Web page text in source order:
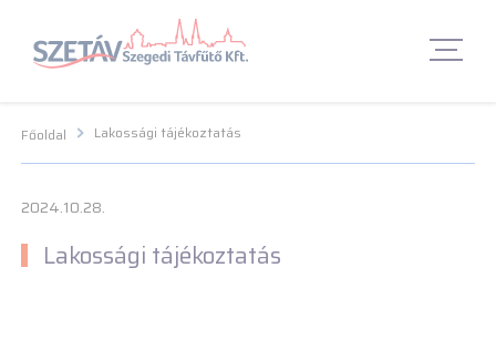
Navigációs menü segédlet
Fő Navigációs menü Fő Navigációs menü Fő tartalom Fő
Főoldal Lakossági tájékoztatás
2024.10.28.
Lakossági tájékoztatás